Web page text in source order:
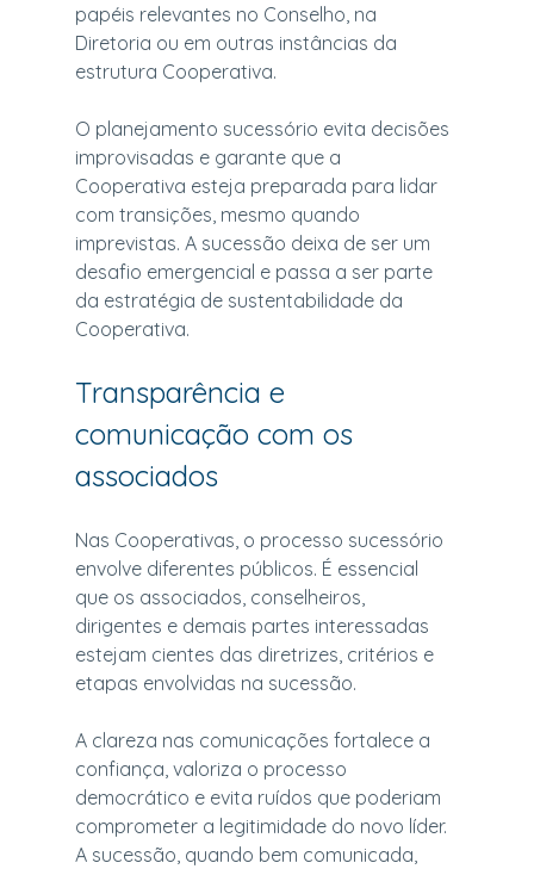
papéis relevantes no Conselho, na
Diretoria ou em outras instâncias da
estrutura Cooperativa.
O planejamento sucessório evita decisões
improvisadas e garante que a
Cooperativa esteja preparada para lidar
com transições, mesmo quando
imprevistas. A sucessão deixa de ser um
desafio emergencial e passa a ser parte
da estratégia de sustentabilidade da
Cooperativa.
Transparência e
comunicação com os
associados
Nas Cooperativas, o processo sucessório
envolve diferentes públicos. É essencial
que os associados, conselheiros,
dirigentes e demais partes interessadas
estejam cientes das diretrizes, critérios e
etapas envolvidas na sucessão.
A clareza nas comunicações fortalece a
confiança, valoriza o processo
democrático e evita ruídos que poderiam
comprometer a legitimidade do novo líder.
A sucessão, quando bem comunicada,